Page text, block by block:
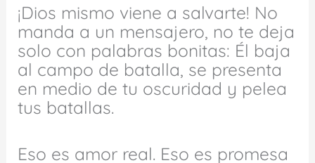
¡Dios mismo viene a salvarte! No
manda a un mensajero, no te deja
solo con palabras bonitas: Él baja
al campo de batalla, se presenta
en medio de tu oscuridad y pelea
tus batallas.
Eso es amor real. Eso es promesa